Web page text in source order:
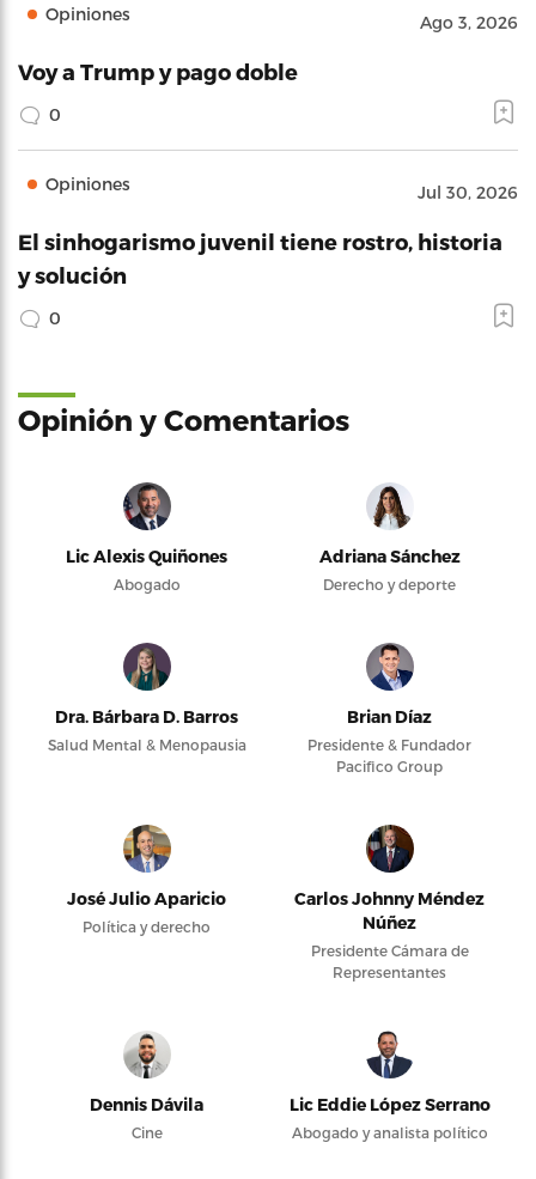
Opiniones Ago 3, 2026
Voy a Trump y pago doble
0
Opiniones Jul 30, 2026
El sinhogarismo juvenil tiene rostro, historia
y solución
0
Opinión y Comentarios
Lic Alexis Quiñones
Abogado
Adriana Sánchez
Derecho y deporte
Dra. Bárbara D. Barros
Salud Mental & Menopausia
Brian Díaz
Presidente & Fundador
Pacifico Group
José Julio Aparicio
Política y derecho
Carlos Johnny Méndez
Núñez
Presidente Cámara de
Representantes
Dennis Dávila
Cine
Lic Eddie López Serrano
Abogado y analista político